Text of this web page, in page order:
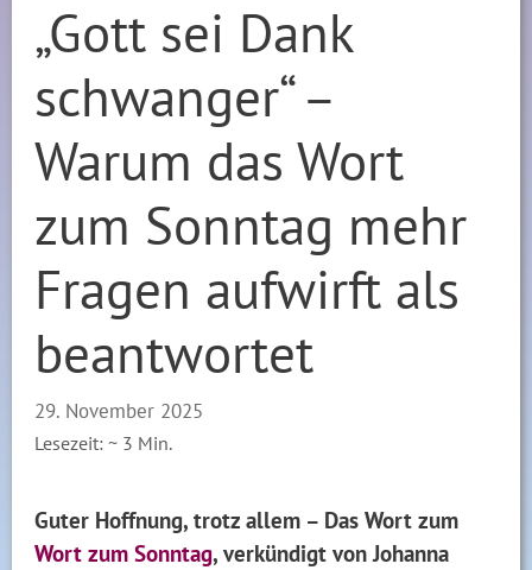
„Gott sei Dank
schwanger“ –
Warum das Wort
zum Sonntag mehr
Fragen aufwirft als
beantwortet
29. November 2025
Lesezeit: ~ 3 Min.
Guter Hoffnung, trotz allem – Das Wort zum
Wort zum Sonntag, verkündigt von Johanna